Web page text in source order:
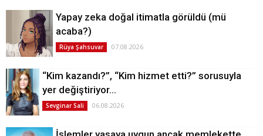
Yapay zeka doğal itimatla görüldü (mü
acaba?)
Rüya Şahsuvar 07.08.2026
“Kim kazandı?”, “Kim hizmet etti?” sorusuyla
yer değiştiriyor…
Sevginar Sali 06.08.2026